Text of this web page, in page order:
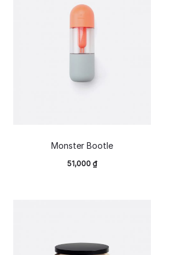
Monster Bootle
51,000₫